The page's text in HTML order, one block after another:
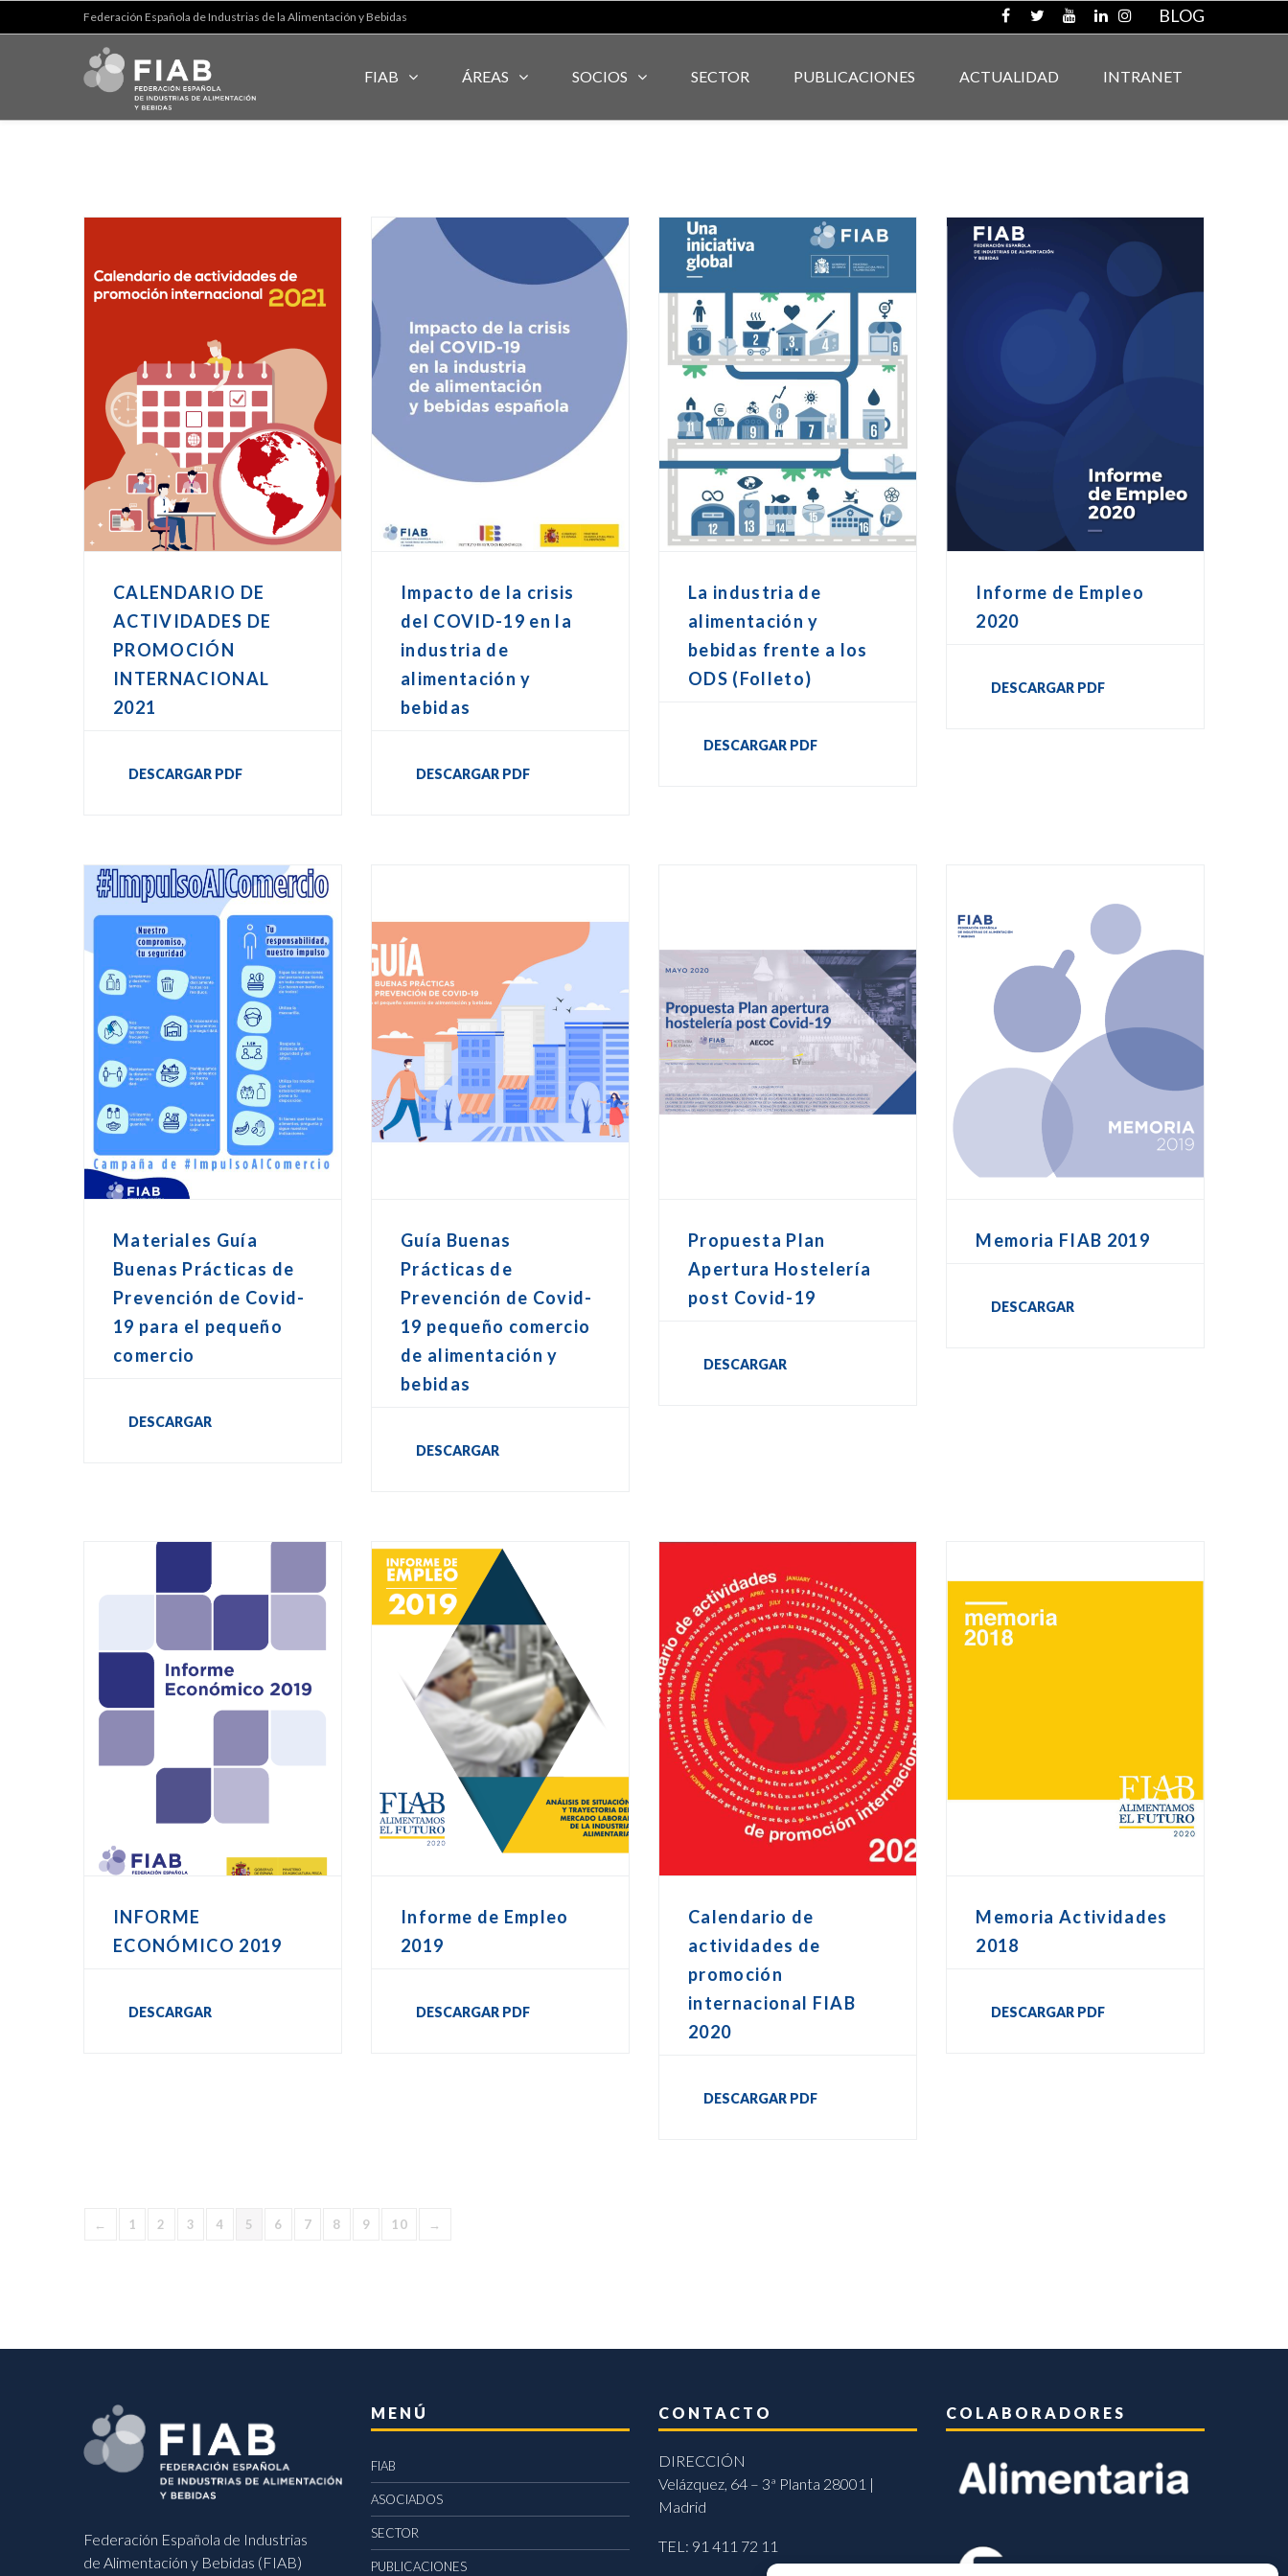
Federación Española de Industrias de la Alimentación y Bebidas BLOG
FIAB ÁREAS SOCIOS SECTOR PUBLICACIONES ACTUALIDAD INTRANET
CALENDARIO DE
ACTIVIDADES DE
PROMOCIÓN
INTERNACIONAL
2021
DESCARGAR PDF
Impacto de la crisis
del COVID-19 en la
industria de
alimentación y
bebidas
DESCARGAR PDF
La industria de
alimentación y
bebidas frente a los
ODS (Folleto)
DESCARGAR PDF
Informe de Empleo
2020
DESCARGAR PDF
Materiales Guía
Buenas Prácticas de
Prevención de Covid-
19 para el pequeño
comercio
DESCARGAR
Guía Buenas
Prácticas de
Prevención de Covid-
19 pequeño comercio
de alimentación y
bebidas
DESCARGAR
Propuesta Plan
Apertura Hostelería
post Covid-19
DESCARGAR
Memoria FIAB 2019
DESCARGAR
INFORME
ECONÓMICO 2019
DESCARGAR
Informe de Empleo
2019
DESCARGAR PDF
Calendario de
actividades de
promoción
internacional FIAB
2020
DESCARGAR PDF
Memoria Actividades
2018
DESCARGAR PDF
← 1 2 3 4 5 6 7 8 9 10 →
Federación Española de Industrias
de Alimentación y Bebidas (FIAB)
MENÚ
FIAB
ASOCIADOS
SECTOR
PUBLICACIONES
CONTACTO
DIRECCIÓN
Velázquez, 64 – 3ª Planta 28001 |
Madrid
TEL: 91 411 72 11
COLABORADORES